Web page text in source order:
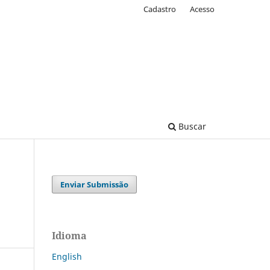
Buscar
Cadastro Acesso
Enviar Submissão
Idioma
English